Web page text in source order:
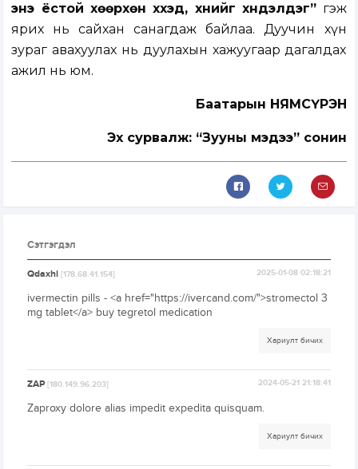
энэ ёстой хөөрхөн хүүхэд, хүнийг хүндэлдэг” гэж
ярих нь сайхан санагдаж байлаа. Дуучин хүн
зураг авахуулах нь дуулахын хажуугаар дагалдах
ажил нь юм.
Баатарын НЯМСҮРЭН
Эх сурвалж: “Зууны мэдээ” сонин
Сэтгэгдэл
Qdaxhi[178.68.41.154] 2025-01-08 02:18:21
ivermectin pills - <a href="https://ivercand.com/">stromectol 3
mg tablet</a> buy tegretol medication
Хариулт бичих
ZAP[180.149.96.203] 2024-05-21 21:18:41
Zaproxy dolore alias impedit expedita quisquam.
Хариулт бичих